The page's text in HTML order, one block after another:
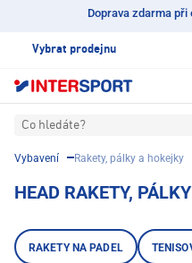
Doprava zdarma při
Vybrat prodejnu
Co hledáte?
Vybavení Rakety, pálky a hokejky
HEAD RAKETY,
RAKETY NA PADEL